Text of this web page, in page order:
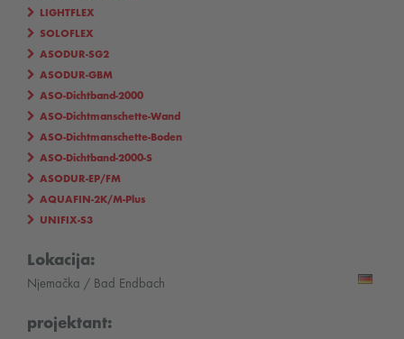
LIGHTFLEX
SOLOFLEX
ASODUR-SG2
ASODUR-GBM
ASO-Dichtband-2000
ASO-Dichtmanschette-Wand
ASO-Dichtmanschette-Boden
ASO-Dichtband-2000-S
ASODUR-EP/FM
AQUAFIN-2K/M-Plus
UNIFIX-S3
Lokacija:
Njemačka / Bad Endbach
projektant: